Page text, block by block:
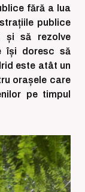
fără a lua
publice
și să rezolve
își doresc să
este atât un
orașele care
pe timpul